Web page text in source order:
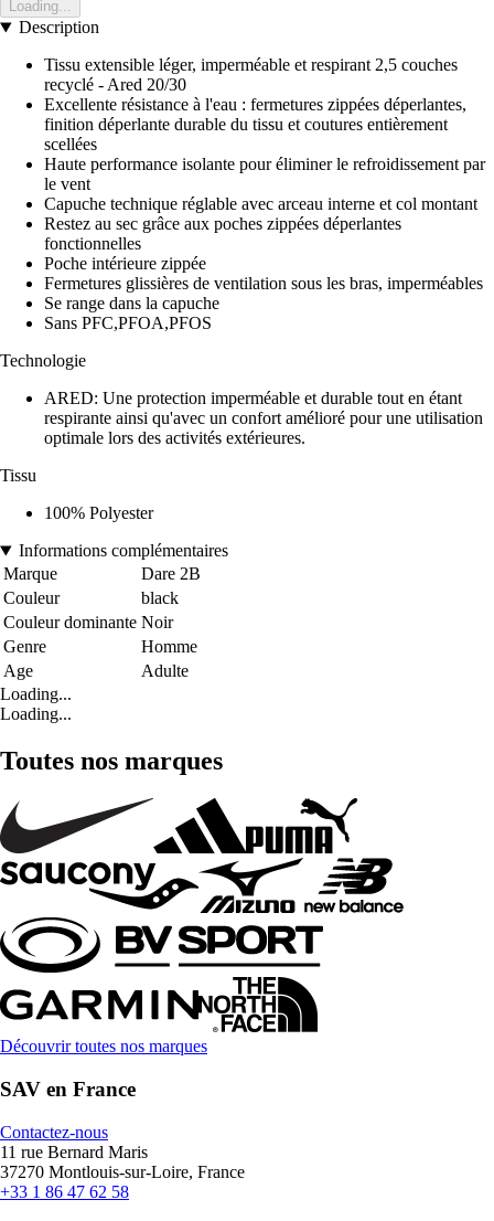
Loading...
Description
Tissu extensible léger, imperméable et respirant 2,5 couches
recyclé - Ared 20/30
Excellente résistance à l'eau : fermetures zippées déperlantes,
finition déperlante durable du tissu et coutures entièrement
scellées
Haute performance isolante pour éliminer le refroidissement par
le vent
Capuche technique réglable avec arceau interne et col montant
Restez au sec grâce aux poches zippées déperlantes
fonctionnelles
Poche intérieure zippée
Fermetures glissières de ventilation sous les bras, imperméables
Se range dans la capuche
Sans PFC,PFOA,PFOS
Technologie
ARED: Une protection imperméable et durable tout en étant
respirante ainsi qu'avec un confort amélioré pour une utilisation
optimale lors des activités extérieures.
Tissu
100% Polyester
Informations complémentaires
Marque
Dare 2B
Couleur
black
Couleur dominante Noir
Genre
Homme
Age
Adulte
Loading...
Loading...
Toutes nos marques
Découvrir toutes nos marques
SAV en France
Contactez-nous
11 rue Bernard Maris
37270 Montlouis-sur-Loire, France
+33 1 86 47 62 58